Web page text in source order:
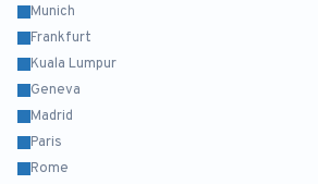
Munich
Frankfurt
Kuala Lumpur
Geneva
Madrid
Paris
Rome